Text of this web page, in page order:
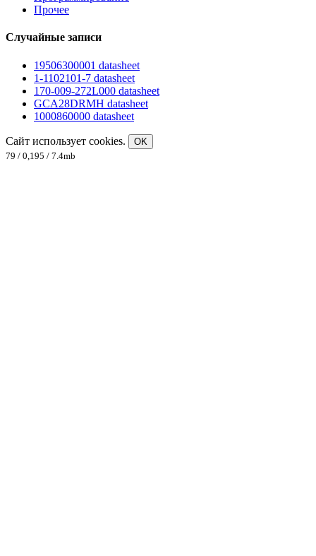
Прочее
Случайные записи
19506300001 datasheet
1-1102101-7 datasheet
170-009-272L000 datasheet
GCA28DRMH datasheet
1000860000 datasheet
Сайт использует cookies.
OK
79 / 0,195 / 7.4mb